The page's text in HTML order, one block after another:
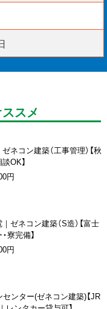
スメ
ネコン建築（工事管理）【秋
OK】
円
ゼネコン建築（S造）【富士
寮完備】
円
ンター(ゼネコン建築)【JR